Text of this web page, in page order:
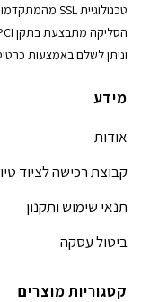
טכנולוגיית SSL מהמתקדמות בעולם.
הסליקה מתבצעת בתקן PCI,
וניתן לשלם באמצעות
מידע
אודות
קבוצת רכישה לציוד
תנאי שימוש ותקנון
ביטול עסקה
קטגוריות מוצרים